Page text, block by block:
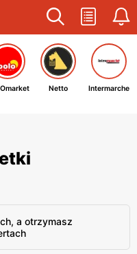
Netto Intermarche
a otrzymasz